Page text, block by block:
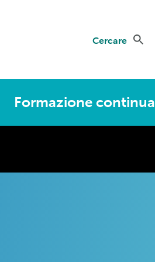
Cercare
Formazione continua